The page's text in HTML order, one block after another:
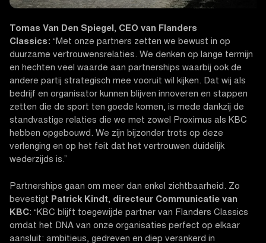
Tomas Van Den Spiegel, CEO van Flanders
Classics: “Met onze partners zetten we bewust in op
duurzame vertrouwensrelaties. We denken op lange termijn
en hechten veel waarde aan partnerships waarbij ook de
andere partij strategisch mee vooruit wil kijken. Dat wij als
bedrijf en organisator kunnen blijven innoveren en stappen
zetten die de sport ten goede komen, is mede dankzij de
standvastige relaties die we met zowel Proximus als KBC
hebben opgebouwd. We zijn bijzonder trots op deze
verlenging en op het feit dat het vertrouwen duidelijk
wederzijds is.”
Partnerships gaan om meer dan enkel zichtbaarheid. Zo
bevestigt Patrick Kindt, directeur Communicatie van
KBC: “KBC blijft toegewijde partner van Flanders Classics
omdat het DNA van onze organisaties perfect op elkaar
aansluit: ambitieus, gedreven en diep verankerd in